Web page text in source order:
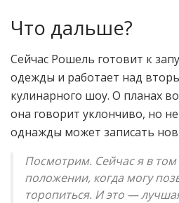
Что дальше?
Сейчас Рошель готовит к
одежды и работает над
кулинарного шоу. О планах
она говорит уклончиво, но
однажды может записать
Посмотрим. Сейчас я в том
положении, когда могу
торопиться. И это —